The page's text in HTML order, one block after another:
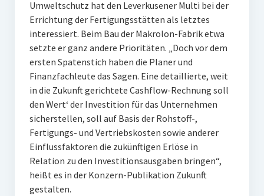
Umweltschutz hat den Leverkusener Multi bei der
Errichtung der Fertigungsstätten als letztes
interessiert. Beim Bau der Makrolon-Fabrik etwa
setzte er ganz andere Prioritäten. „Doch vor dem
ersten Spatenstich haben die Planer und
Finanzfachleute das Sagen. Eine detaillierte, weit
in die Zukunft gerichtete Cashflow-Rechnung soll
den Wert‘ der Investition für das Unternehmen
sicherstellen, soll auf Basis der Rohstoff-,
Fertigungs- und Vertriebskosten sowie anderer
Einflussfaktoren die zukünftigen Erlöse in
Relation zu den Investitionsausgaben bringen“,
heißt es in der Konzern-Publikation Zukunft
gestalten.